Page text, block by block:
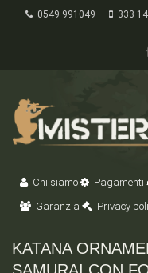
0549 991049 333
Chi siamo Pagamenti
Garanzia
Privacy
KATANA